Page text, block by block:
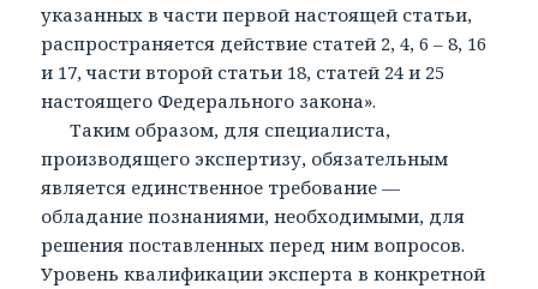
указанных в части первой настоящей статьи,
распространяется действие статей 2, 4, 6 – 8, 16
и 17, части второй статьи 18, статей 24 и 25
настоящего Федерального закона».
Таким образом, для специалиста,
производящего экспертизу, обязательным
является единственное требование —
обладание познаниями, необходимыми, для
решения поставленных перед ним вопросов.
Уровень квалификации эксперта в конкретной